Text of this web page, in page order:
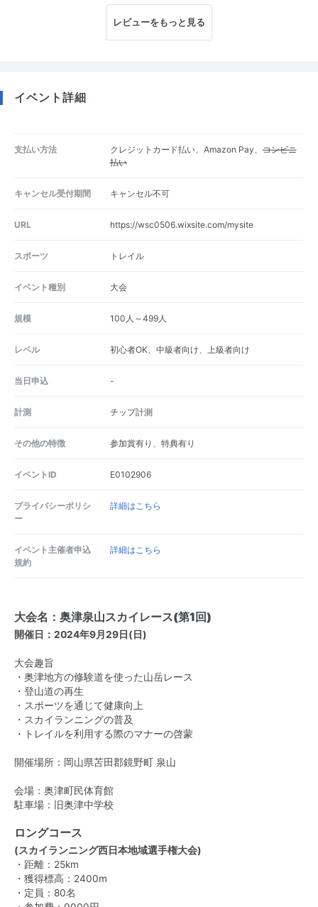
レビューをもっと見る
イベント詳細
支払い方法 クレジットカード払い、Amazon Pay、コンビニ
払い
キャンセル受付期間 キャンセル不可
URL https://wsc0506.wixsite.com/mysite
スポーツ トレイル
イベント種別 大会
規模 100人～499人
レベル 初心者OK、中級者向け、上級者向け
当日申込 -
計測 チップ計測
その他の特徴 参加賞有り、特典有り
イベントID E0102906
プライバシーポリシ
ー
詳細はこちら
イベント主催者申込
規約
詳細はこちら
大会名：奥津泉山スカイレース(第1回)
開催日 ：2024年9月29日(日)
大会趣旨
・奥津地方の修験道を使った山岳レース
・登山道の再生
・スポーツを通じて健康向上
・スカイランニングの普及
・トレイルを利用する際のマナーの啓蒙
開催場所：岡山県苫田郡鏡野町 泉山
会場：奥津町民体育館
駐車場：旧奥津中学校
ロングコース
(スカイランニング西日本地域選手権大会)
・距離：25km
・獲得標高：2400m
・定員：80名